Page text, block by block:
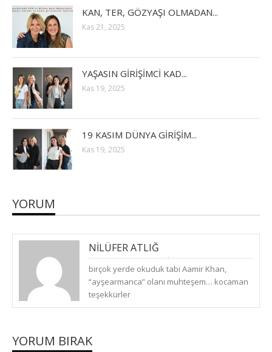
KAN, TER, GÖZYAŞI OLMADAN...
Kas 21, 2025
YAŞASIN GİRİŞİMCİ KAD...
Kas 19, 2025
19 KASIM DÜNYA GİRİŞİM...
Kas 19, 2025
YORUM
NILÜFER ATLIĞ
(ÇARŞAMBA, EKIM 25, 2017)
CEVAPLA
birçok yerde okuduk tabi Aamir Khan,
“ayşearmanca” olanı muhteşem… kocaman
teşekkürler
YORUM BIRAK